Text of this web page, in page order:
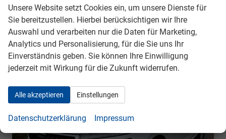
Skoda KamiqExtra BESTELLFAHRZEUG / FREI
KONFIGURIERBAR
Unsere Website setzt Cookies ein, um unsere Dienste für
Sie bereitzustellen. Hierbei berücksichtigen wir Ihre
Auswahl und verarbeiten nur die Daten für Marketing,
Analytics und Personalisierung, für die Sie uns Ihr
Einverständnis geben. Sie können Ihre Einwilligung
jederzeit mit Wirkung für die Zukunft widerrufen.
Alle akzeptieren Einstellungen
Datenschutzerklärung Impressum